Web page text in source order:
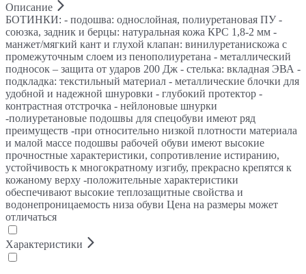
Описание
БОТИНКИ: - подошва: однослойная, полиуретановая ПУ -
союзка, задник и берцы: натуральная кожа КРС 1,8-2 мм -
манжет/мягкий кант и глухой клапан: винилуретанискожа с
промежуточным слоем из пенополиуретана - металлический
подносок – защита от ударов 200 Дж - стелька: вкладная ЭВА -
подкладка: текстильный материал - металлические блочки для
удобной и надежной шнуровки - глубокий протектор -
контрастная отстрочка - нейлоновые шнурки
-полиуретановые подошвы для спецобуви имеют ряд
преимуществ -при относительно низкой плотности материала
и малой массе подошвы рабочей обуви имеют высокие
прочностные характеристики, сопротивление истиранию,
устойчивость к многократному изгибу, прекрасно крепятся к
кожаному верху -положительные характеристики
обеспечивают высокие теплозащитные свойства и
водонепроницаемость низа обуви Цена на размеры может
отличаться
Характеристики